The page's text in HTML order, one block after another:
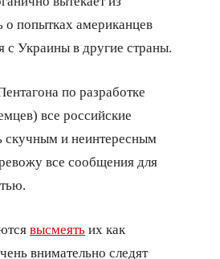
попытках американцев
с Украины в другие страны.
по разработке
все российские
скучным и неинтересным
все сообщения для
высмеять их как
внимательно следят